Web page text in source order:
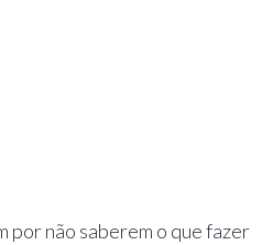
por não saberem o que fazer